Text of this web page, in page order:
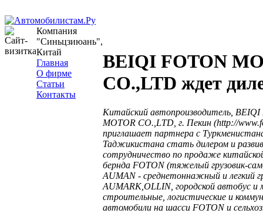
Компания
"Синьцзиюань",
Китай
Главная
О фирме
Статьи
Контакты
BEIQI FOTON
CO.,LTD ждет
Китайский автопроизводитель,
MOTOR CO.,LTD, г. Пекин (http://
приглашает партнера с
Таджикистана стать дилером и
сотрудничество по продаже
бернда FOTON (тяжелый грузовик-
AUMAN - среднетоннажный и легкий
AUMARK,OLLIN, городской автобус и
строительные, логистические и
автомобили на шасси FOTON и